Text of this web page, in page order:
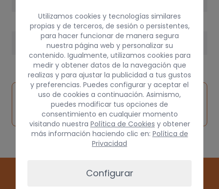
3 kg
Inspeccionar
vehículo de
origen
Solicitar
pieza
Consultar
por
Utilizamos cookies y tecnologías similares
propias y de terceros, de sesión o persistentes,
para hacer funcionar de manera segura
nuestra página web y personalizar su
contenido. Igualmente, utilizamos cookies para
medir y obtener datos de la navegación que
realizas y para ajustar la publicidad a tus gustos
y preferencias. Puedes configurar y aceptar el
uso de cookies a continuación. Asimismo,
puedes modificar tus opciones de
consentimiento en cualquier momento
visitando nuestra Política de Cookies y obtener
más información haciendo clic en: Política de
Privacidad
Configurar